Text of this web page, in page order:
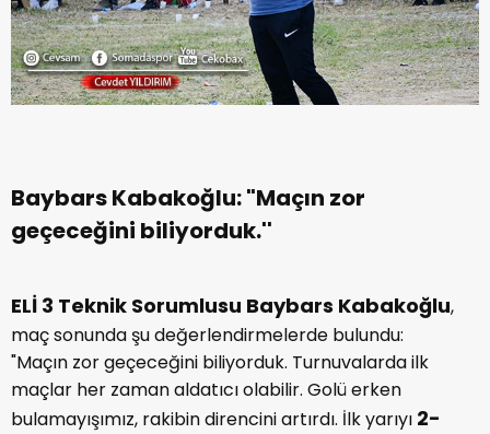
Baybars Kabakoğlu: "Maçın zor
geçeceğini biliyorduk.''
ELİ 3 Teknik Sorumlusu Baybars Kabakoğlu,
maç sonunda şu değerlendirmelerde bulundu:
"Maçın zor geçeceğini biliyorduk. Turnuvalarda ilk
maçlar her zaman aldatıcı olabilir. Golü erken
bulamayışımız, rakibin direncini artırdı. İlk yarıyı 2-